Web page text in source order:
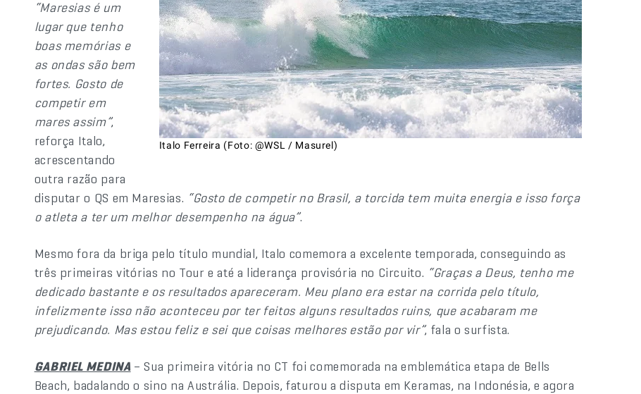
Italo Ferreira (Foto: @WSL / Masurel)
“Maresias é um
lugar que tenho
boas memórias e
as ondas são bem
fortes. Gosto de
competir em
mares assim”,
reforça Italo,
acrescentando
outra razão para
disputar o QS em Maresias. “Gosto de competir no Brasil, a torcida tem muita energia e isso força
o atleta a ter um melhor desempenho na água”.
Mesmo fora da briga pelo título mundial, Italo comemora a excelente temporada, conseguindo as
três primeiras vitórias no Tour e até a liderança provisória no Circuito. “Graças a Deus, tenho me
dedicado bastante e os resultados apareceram. Meu plano era estar na corrida pelo título,
infelizmente isso não aconteceu por ter feitos alguns resultados ruins, que acabaram me
prejudicando. Mas estou feliz e sei que coisas melhores estão por vir”, fala o surfista.
GABRIEL MEDINA – Sua primeira vitória no CT foi comemorada na emblemática etapa de Bells
Beach, badalando o sino na Austrália. Depois, faturou a disputa em Keramas, na Indonésia, e agora